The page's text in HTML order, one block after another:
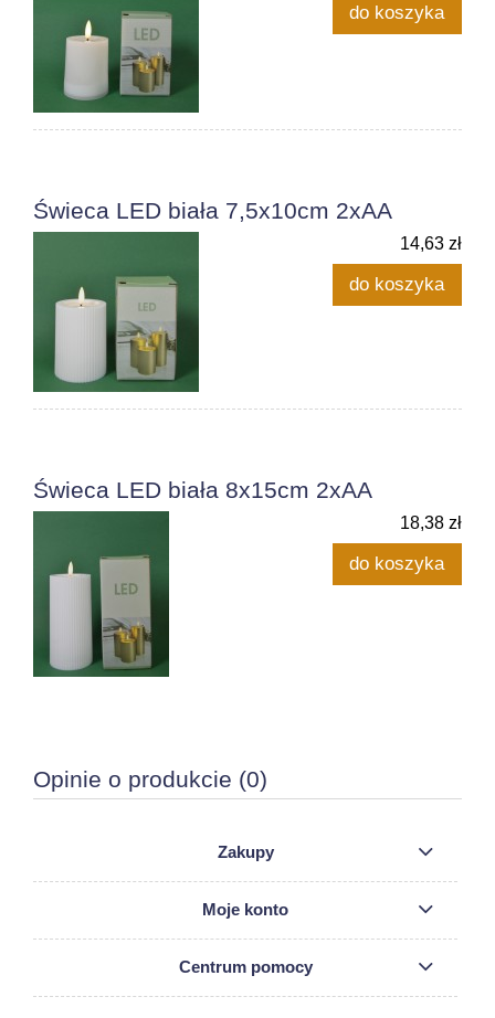
do koszyka
Świeca LED biała 7,5x10cm 2xAA
14,63 zł
do koszyka
Świeca LED biała 8x15cm 2xAA
18,38 zł
do koszyka
Opinie o produkcie (0)
Zakupy
Moje konto
Centrum pomocy